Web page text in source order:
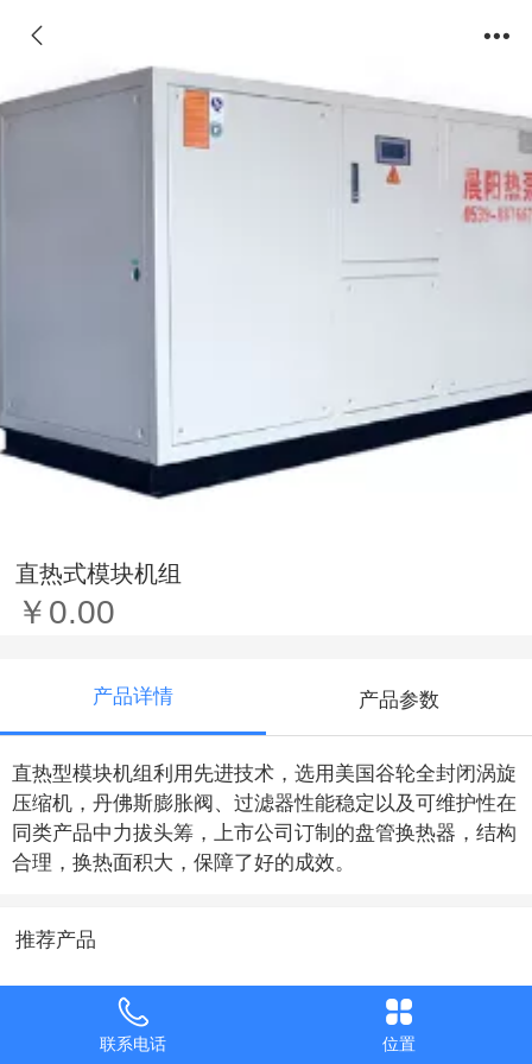
直热式模块机组
￥0.00
产品详情 产品参数
直热型模块机组利用先进技术，选用美国谷轮全封闭涡旋
压缩机，丹佛斯膨胀阀、过滤器性能稳定以及可维护性在
同类产品中力拔头筹，上市公司订制的盘管换热器，结构
合理，换热面积大，保障了好的成效。
推荐产品
联系电话 位置